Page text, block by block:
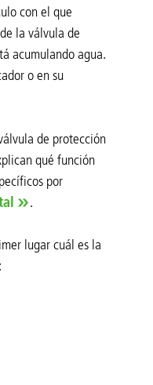
con el que
la válvula de
acumulando agua.
o en su
de protección
qué función
por
.
lugar cuál es la